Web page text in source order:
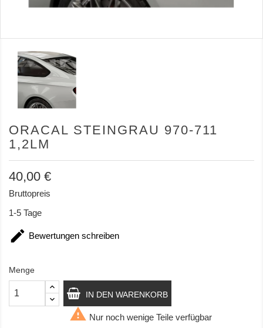
ORACAL STEINGRAU 970-711
1,2LM
40,00 €
Bruttopreis
1-5 Tage
 Bewertungen schreiben
Menge
IN DEN WARENKORB
 Nur noch wenige Teile verfügbar